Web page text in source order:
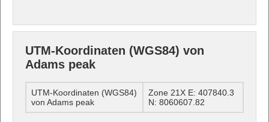
UTM-Koordinaten (WGS84) von
Adams peak
UTM-Koordinaten (WGS84)
von Adams peak
Zone 21X E: 407840.3
N: 8060607.82